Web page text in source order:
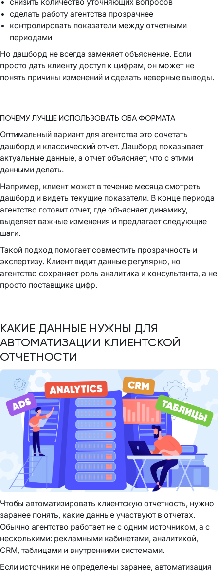
сделать работу агентства прозрачнее
контролировать показатели между отчетными
периодами
Но дашборд не всегда заменяет объяснение. Если
просто дать клиенту доступ к цифрам, он может не
понять причины изменений и сделать неверные выводы.
ПОЧЕМУ ЛУЧШЕ ИСПОЛЬЗОВАТЬ ОБА ФОРМАТА
Оптимальный вариант для агентства это сочетать
дашборд и классический отчет. Дашборд показывает
актуальные данные, а отчет объясняет, что с этими
данными делать.
Например, клиент может в течение месяца смотреть
дашборд и видеть текущие показатели. В конце периода
агентство готовит отчет, где объясняет динамику,
выделяет важные изменения и предлагает следующие
шаги.
Такой подход помогает совместить прозрачность и
экспертизу. Клиент видит данные регулярно, но
агентство сохраняет роль аналитика и консультанта, а не
просто поставщика цифр.
КАКИЕ ДАННЫЕ НУЖНЫ ДЛЯ
АВТОМАТИЗАЦИИ КЛИЕНТСКОЙ
ОТЧЕТНОСТИ
Чтобы автоматизировать клиентскую отчетность, нужно
заранее понять, какие данные участвуют в отчетах.
Обычно агентство работает не с одним источником, а с
несколькими: рекламными кабинетами, аналитикой,
CRM, таблицами и внутренними системами.
Если источники не определены заранее, автоматизация